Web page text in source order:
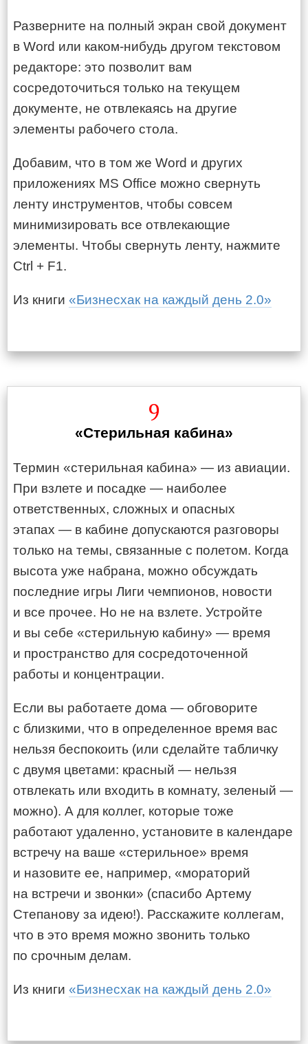
Разверните на полный экран свой документ
в Word или каком-нибудь другом текстовом
редакторе: это позволит вам
сосредоточиться только на текущем
документе, не отвлекаясь на другие
элементы рабочего стола.
Добавим, что в том же Word и других
приложениях MS Office можно свернуть
ленту инструментов, чтобы совсем
минимизировать все отвлекающие
элементы. Чтобы свернуть ленту, нажмите
Ctrl + F1.
Из книги «Бизнесхак на каждый день 2.0»
9
«Стерильная кабина»
Термин «стерильная кабина» — из авиации.
При взлете и посадке — наиболее
ответственных, сложных и опасных
этапах — в кабине допускаются разговоры
только на темы, связанные с полетом. Когда
высота уже набрана, можно обсуждать
последние игры Лиги чемпионов, новости
и все прочее. Но не на взлете. Устройте
и вы себе «стерильную кабину» — время
и пространство для сосредоточенной
работы и концентрации.
Если вы работаете дома — обговорите
с близкими, что в определенное время вас
нельзя беспокоить (или сделайте табличку
с двумя цветами: красный — нельзя
отвлекать или входить в комнату, зеленый —
можно). А для коллег, которые тоже
работают удаленно, установите в календаре
встречу на ваше «стерильное» время
и назовите ее, например, «мораторий
на встречи и звонки» (спасибо Артему
Степанову за идею!). Расскажите коллегам,
что в это время можно звонить только
по срочным делам.
Из книги «Бизнесхак на каждый день 2.0»